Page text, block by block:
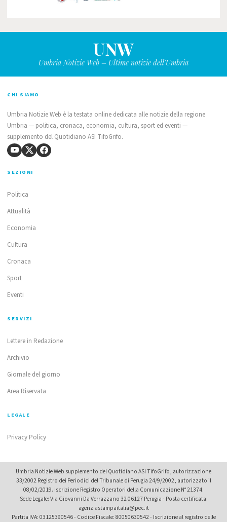
UNW
Umbria Notizie Web – Ultime notizie dell'Umbria
CHI SIAMO
Umbria Notizie Web è la testata online dedicata alle notizie della regione
Umbria — politica, cronaca, economia, cultura, sport ed eventi —
supplemento del Quotidiano ASI TifoGrifo.
SEZIONI
Politica
Attualità
Economia
Cultura
Cronaca
Sport
Eventi
SERVIZI
Lettere in Redazione
Archivio
Giornale del giorno
Area Riservata
LEGALE
Privacy Policy
Umbria Notizie Web supplemento del Quotidiano ASI TifoGrifo, autorizzazione
33/2002 Registro dei Periodici del Tribunale di Perugia 24/9/2002, autorizzato il
08/02/2019. Iscrizione Registro Operatori della Comunicazione N° 21374.
Sede Legale: Via Giovanni Da Verrazzano 32 06127 Perugia - Posta certificata:
agenziastampaitalia@pec.it
Partita IVA: 03125390546 - Codice Fiscale: 80050630542 - Iscrizione al registro delle